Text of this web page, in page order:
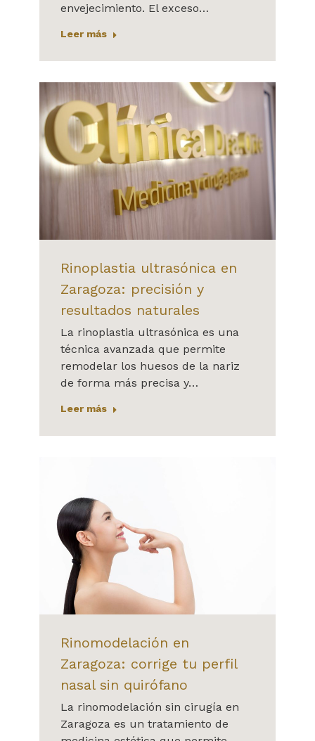
envejecimiento. El exceso…
Leer más
Rinoplastia ultrasónica en
Zaragoza: precisión y
resultados naturales
La rinoplastia ultrasónica es una
técnica avanzada que permite
remodelar los huesos de la nariz
de forma más precisa y…
Leer más
Rinomodelación en
Zaragoza: corrige tu perfil
nasal sin quirófano
La rinomodelación sin cirugía en
Zaragoza es un tratamiento de